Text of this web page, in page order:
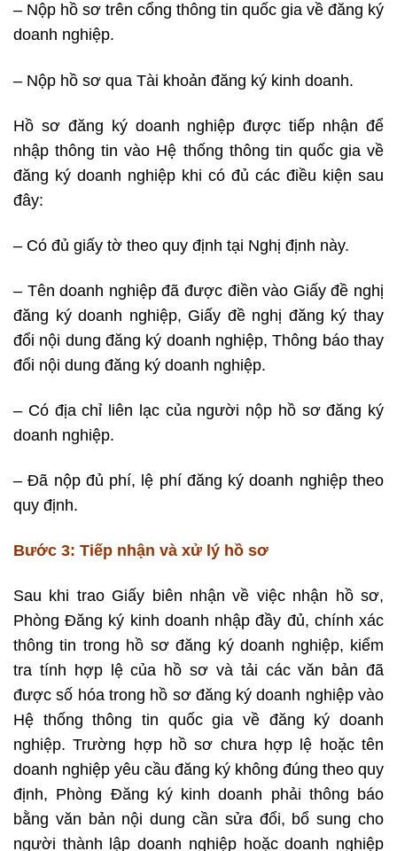
– Nộp hồ sơ trên cổng thông tin quốc gia về đăng ký
doanh nghiệp.
– Nộp hồ sơ qua Tài khoản đăng ký kinh doanh.
Hồ sơ đăng ký doanh nghiệp được tiếp nhận để
nhập thông tin vào Hệ thống thông tin quốc gia về
đăng ký doanh nghiệp khi có đủ các điều kiện sau
đây:
– Có đủ giấy tờ theo quy định tại Nghị định này.
– Tên doanh nghiệp đã được điền vào Giấy đề nghị
đăng ký doanh nghiệp, Giấy đề nghị đăng ký thay
đổi nội dung đăng ký doanh nghiệp, Thông báo thay
đổi nội dung đăng ký doanh nghiệp.
– Có địa chỉ liên lạc của người nộp hồ sơ đăng ký
doanh nghiệp.
– Đã nộp đủ phí, lệ phí đăng ký doanh nghiệp theo
quy định.
Bước 3: Tiếp nhận và xử lý hồ sơ
Sau khi trao Giấy biên nhận về việc nhận hồ sơ,
Phòng Đăng ký kinh doanh nhập đầy đủ, chính xác
thông tin trong hồ sơ đăng ký doanh nghiệp, kiểm
tra tính hợp lệ của hồ sơ và tải các văn bản đã
được số hóa trong hồ sơ đăng ký doanh nghiệp vào
Hệ thống thông tin quốc gia về đăng ký doanh
nghiệp. Trường hợp hồ sơ chưa hợp lệ hoặc tên
doanh nghiệp yêu cầu đăng ký không đúng theo quy
định, Phòng Đăng ký kinh doanh phải thông báo
bằng văn bản nội dung cần sửa đổi, bổ sung cho
người thành lập doanh nghiệp hoặc doanh nghiệp